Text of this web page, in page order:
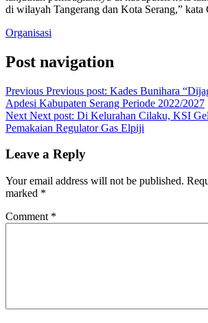
di wilayah Tangerang dan Kota Serang,” kata
Organisasi
Post navigation
Previous Previous post: Kades Bunihara
Apdesi Kabupaten Serang Periode 2022/2027
Next Next post: Di Kelurahan Cilaku, KSI
Pemakaian Regulator Gas Elpiji
Leave a Reply
Your email address will not be published.
marked *
Comment *